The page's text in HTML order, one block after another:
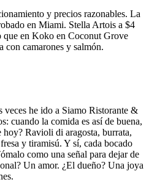
y precios razonables. La
en Miami. Stella Artois a $4
en Koko en Coconut Grove
con camarones y salmón.
veces he ido a Siamo Ristorante &
cuando la comida es así de buena,
hoy? Ravioli di aragosta, burrata,
y tiramisú. Y sí, cada bocado
como una señal para dejar de
Un amor. ¿El dueño? Una joya